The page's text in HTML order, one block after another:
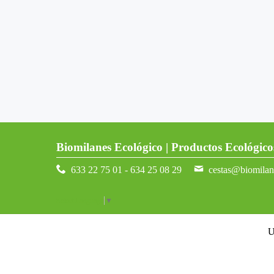
Biomilanes Ecológico | Productos
633 22 75 01 - 634 25 08 29
▼